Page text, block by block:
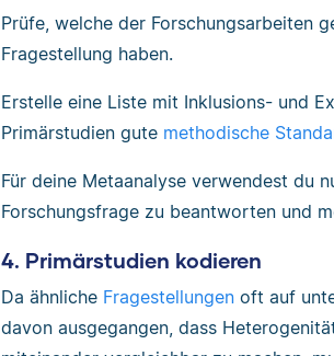
Prüfe, welche der Forschungsarbeiten
Fragestellung haben.
Erstelle eine Liste mit Inklusions- und
Primärstudien gute methodische
Für deine Metaanalyse verwendest du
Forschungsfrage zu beantworten und
4. Primärstudien kodieren
Da ähnliche Fragestellungen oft auf
davon ausgegangen, dass